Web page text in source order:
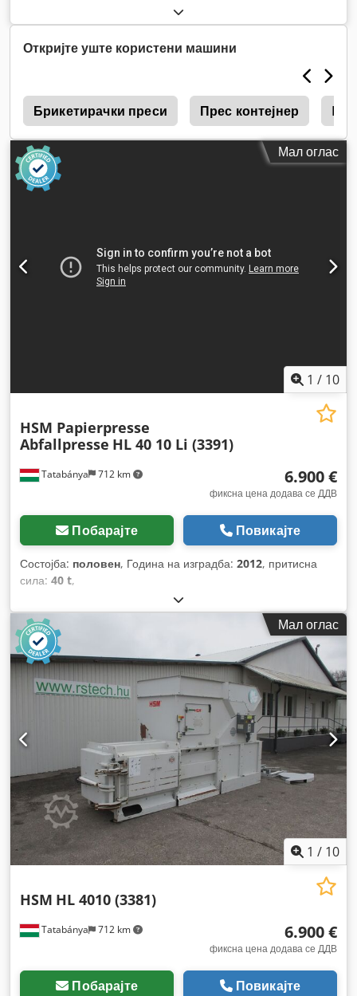
Откријте уште користени машини
Брикетирачки преси Прес контејнер
Мал оглас
1 / 10
Tatabánya 712 km
HSM Papierpresse
Abfallpresse HL 40 10 Li (3391)
6.900 €
фиксна цена додава се ДДВ
Побарајте Повикајте
Состојба: половен, Година на изградба: 2012, притисна
сила: 40 t,
Мал оглас
1 / 10
Tatabánya 712 km
HSM HL 4010 (3381)
6.900 €
фиксна цена додава се ДДВ
Побарајте Повикајте